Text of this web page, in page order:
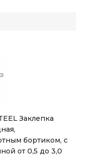
Заклепка
бортиком, с
от 0,5 до 3,0